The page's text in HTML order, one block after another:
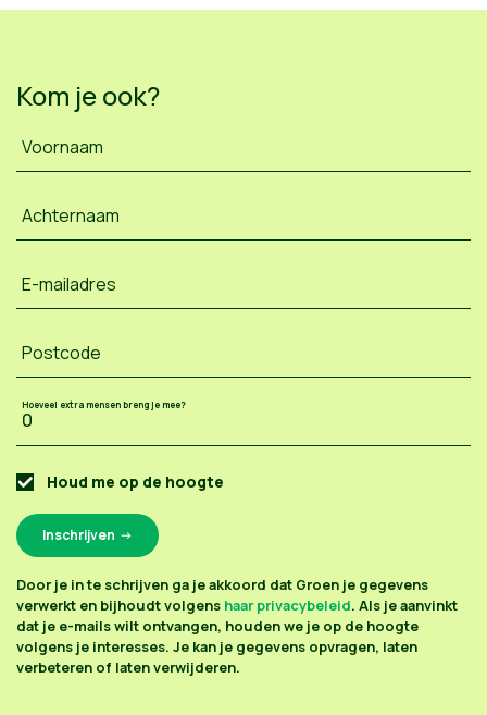
Kom je ook?
Voornaam
Achternaam
E-mailadres
Postcode
Hoeveel extra mensen breng je mee?
Houd me op de hoogte
Door je in te schrijven ga je akkoord dat Groen je gegevens
verwerkt en bijhoudt volgens haar privacybeleid. Als je aanvinkt
dat je e-mails wilt ontvangen, houden we je op de hoogte
volgens je interesses. Je kan je gegevens opvragen, laten
verbeteren of laten verwijderen.